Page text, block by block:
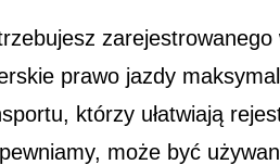
prawo jazdy
którzy ułatwiają
może być